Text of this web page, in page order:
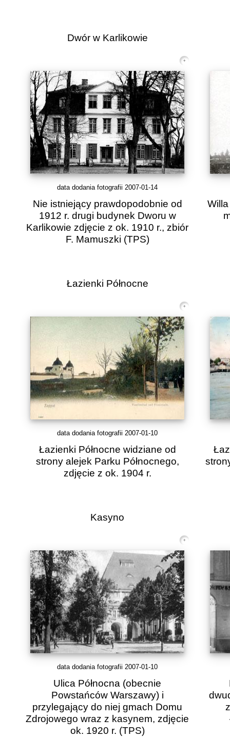
Dwór w Karlikowie
data dodania fotografii 2007-01-14
Nie istniejący prawdopodobnie od
1912 r. drugi budynek Dworu w
Karlikowie zdjęcie z ok. 1910 r., zbiór
F. Mamuszki (TPS)
Łazienki Północne
data dodania fotografii 2007-01-10
Łazienki Północne widziane od
strony alejek Parku Północnego,
zdjęcie z ok. 1904 r.
Kasyno
data dodania fotografii 2007-01-10
Ulica Północna (obecnie
Powstańców Warszawy) i
przylegający do niej gmach Domu
Zdrojowego wraz z kasynem, zdjęcie
ok. 1920 r. (TPS)